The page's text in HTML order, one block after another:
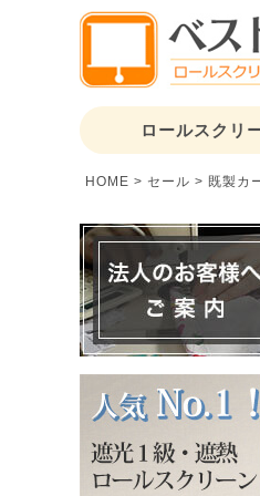
ロールスクリ
HOME セール 既製カ